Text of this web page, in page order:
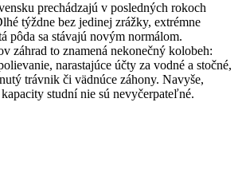
prechádzajú v posledných rokoch
týždne bez jedinej zrážky, extrémne
pôda sa stávajú novým normálom.
záhrad to znamená nekonečný kolobeh:
narastajúce účty za vodné a stočné,
trávnik či vädnúce záhony. Navyše,
studní nie sú nevyčerpateľné.